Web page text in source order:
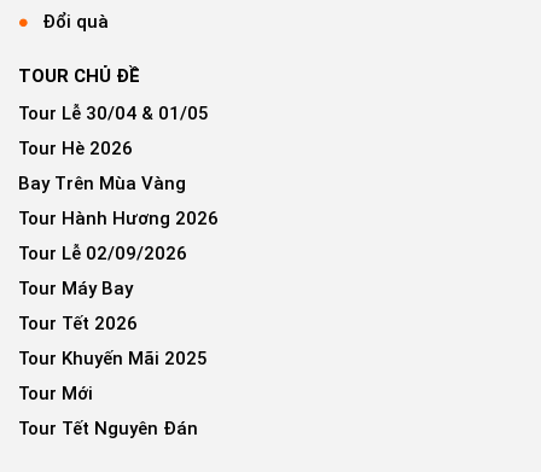
Đổi quà
TOUR CHỦ ĐỀ
Tour Lễ 30/04 & 01/05
Tour Hè 2026
Bay Trên Mùa Vàng
Tour Hành Hương 2026
Tour Lễ 02/09/2026
Tour Máy Bay
Tour Tết 2026
Tour Khuyến Mãi 2025
Tour Mới
Tour Tết Nguyên Đán